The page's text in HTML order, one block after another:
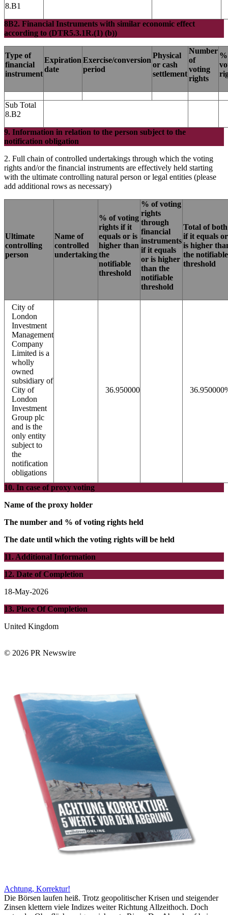
8.B1
8B2. Financial Instruments with similar economic effect
according to (DTR5.3.1R.(1) (b))
Type of
financial
instrument
Expiration
date
Exercise/conversion
period
Physical
or cash
settlement
Number
of
voting
rights
Sub Total
8.B2
9. Information in relation to the person subject to the
notification obligation
2. Full chain of controlled undertakings through which the voting
rights and/or the financial instruments are effectively held starting
with the ultimate controlling natural person or legal entities (please
add additional rows as necessary)
Ultimate
controlling
person
Name of
controlled
undertaking
% of voting
rights if it
equals or is
higher than
the
notifiable
threshold
% of voting
rights
through
financial
instruments
if it equals
or is higher
than the
notifiable
threshold
Total of both
if it equals or
is higher
the notifiable
threshold
City of
London
Investment
Management
Company
Limited is a
wholly
owned
subsidiary of
City of
London
Investment
Group plc
and is the
only entity
subject to
the
notification
obligations
36.950000
10. In case of proxy voting
Name of the proxy holder
The number and % of voting rights held
The date until which the voting rights will be held
11. Additional Information
12. Date of Completion
18-May-2026
13. Place Of Completion
United Kingdom
© 2026 PR Newswire
Achtung, Korrektur!
Die Börsen laufen heiß. Trotz geopolitischer Krisen und steigender
Zinsen klettern viele Indizes weiter Richtung Allzeithoch. Doch